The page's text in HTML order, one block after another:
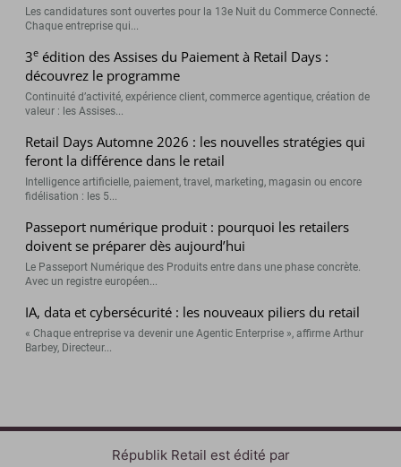
Les candidatures sont ouvertes pour la 13e Nuit du Commerce Connecté.
Chaque entreprise qui...
3e édition des Assises du Paiement à Retail Days :
découvrez le programme
Continuité d’activité, expérience client, commerce agentique, création de
valeur : les Assises...
Retail Days Automne 2026 : les nouvelles stratégies qui
feront la différence dans le retail
Intelligence artificielle, paiement, travel, marketing, magasin ou encore
fidélisation : les 5...
Passeport numérique produit : pourquoi les retailers
doivent se préparer dès aujourd’hui
Le Passeport Numérique des Produits entre dans une phase concrète.
Avec un registre européen...
IA, data et cybersécurité : les nouveaux piliers du retail
« Chaque entreprise va devenir une Agentic Enterprise », affirme Arthur
Barbey, Directeur...
Républik Retail est édité par